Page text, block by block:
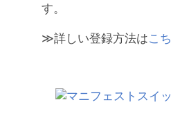
す。
≫詳しい登録方法はこ